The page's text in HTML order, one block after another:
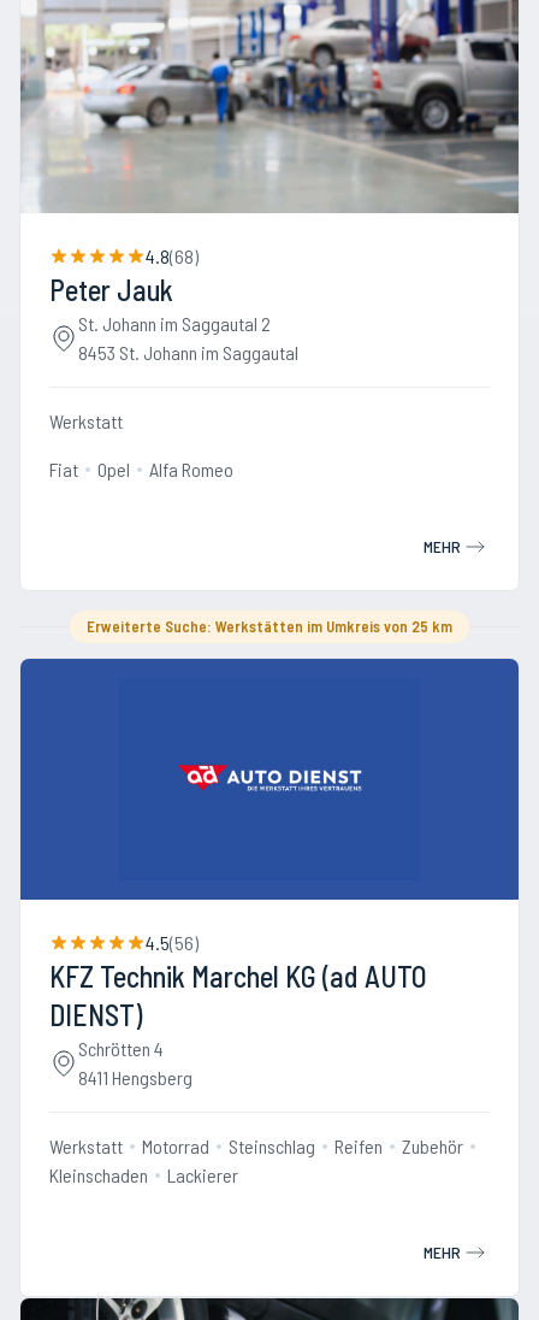
4.8(68)
Peter Jauk
St. Johann im Saggautal 2
8453 St. Johann im Saggautal
Werkstatt
Fiat Opel Alfa Romeo
MEHR
Erweiterte Suche: Werkstätten im Umkreis von 25 km
4.5(56)
KFZ Technik Marchel KG (ad AUTO
DIENST)
Schrötten 4
8411 Hengsberg
Werkstatt Motorrad Steinschlag Reifen
Zubehör
Kleinschaden
Lackierer
MEHR